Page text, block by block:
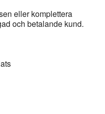
eller komplettera
och betalande kund.